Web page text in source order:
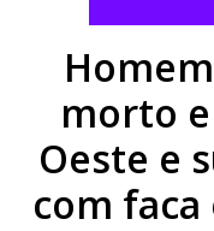
morto
Oeste e
com